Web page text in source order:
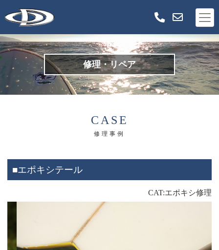
修理・リペア
CASE
修理事例
■エポキシテール
CAT:エポキシ修理